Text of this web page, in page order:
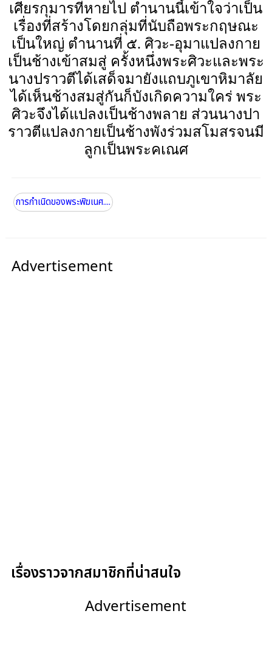
เศียรกุมารที่หายไป ตำนานนี้เข้าใจว่าเป็น
เรื่องที่สร้างโดยกลุ่มที่นับถือพระกฤษณะ
เป็นใหญ่ ตำนานที่ ๕. ศิวะ-อุมาแปลงกาย
เป็นช้างเข้าสมสู่ ครั้งหนึ่งพระศิวะและพระ
นางปราวตีได้เสด็จมายังแถบภูเขาหิมาลัย
ได้เห็นช้างสมสู่กันก็บังเกิดความใคร่ พระ
ศิวะจึงได้แปลงเป็นช้างพลาย ส่วนนางปา
ราวตีแปลงกายเป็นช้างพังร่วมสโมสรจนมี
ลูกเป็นพระคเณศ
การกำเนิดของพระพิฆเนศ....
Advertisement
เรื่องราวจากสมาชิกที่น่าสนใจ
Advertisement